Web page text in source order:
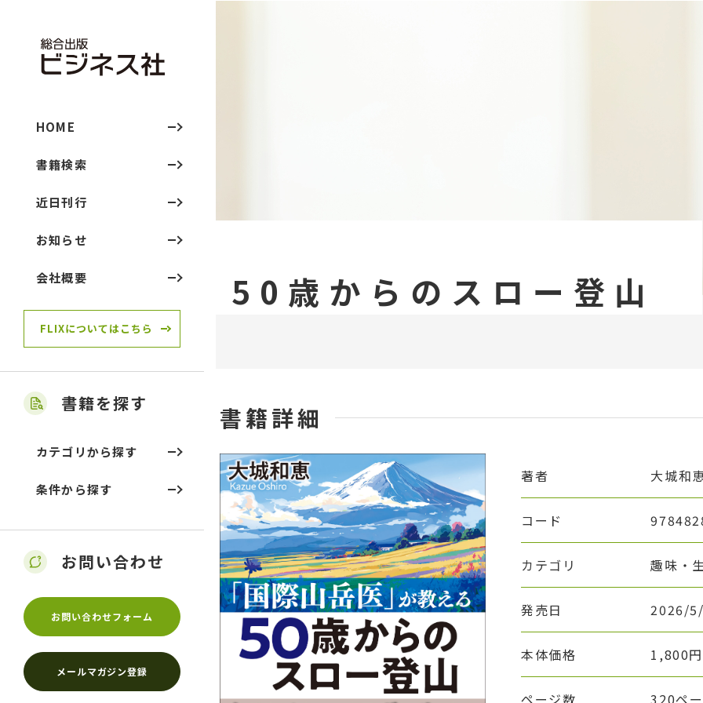
HOME
書籍検索
近日刊行
お知らせ
会社概要
FLIXについてはこちら
書籍を探す
カテゴリから探す
条件から探す
お問い合わせ
お問い合わせフォーム
メールマガジン登録
50歳からのスロー登山
書籍詳細
著者 大城和
コード
カテゴリ 趣味・
発売日 2026/
本体価格 1,800
ページ数 320ペ